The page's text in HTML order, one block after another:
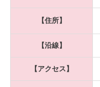
【住所】
【沿線】
【アクセス】